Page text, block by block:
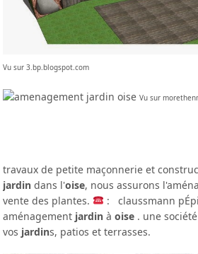
Vu sur 3.bp.blogspot.com
Vu sur
travaux de petite maçonnerie et
jardin dans l'oise, nous assurons
vente des plantes.
: claussmann
aménagement jardin àoise . une
vos jardins, patios et terrasses.